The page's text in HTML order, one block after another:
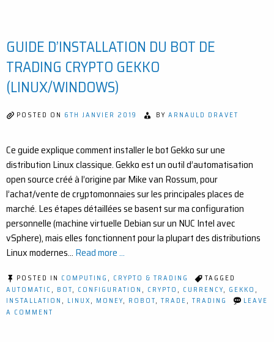
DU
BACKTESTING
GUIDE D’INSTALLATION DU BOT DE
TRADING CRYPTO GEKKO
(LINUX/WINDOWS)
POSTED ON 6TH JANVIER 2019 BY ARNAULD DRAVET
Ce guide explique comment installer le bot Gekko sur une
distribution Linux classique. Gekko est un outil d’automatisation
open source créé à l’origine par Mike van Rossum, pour
l’achat/vente de cryptomonnaies sur les principales places de
marché. Les étapes détaillées se basent sur ma configuration
personnelle (machine virtuelle Debian sur un NUC Intel avec
vSphere), mais elles fonctionnent pour la plupart des distributions
Linux modernes… Read more ...
POSTED IN COMPUTING , CRYPTO & TRADING
TAGGED
AUTOMATIC, BOT, CONFIGURATION , CRYPTO , CURRENCY, GEKKO ,
INSTALLATION , LINUX, MONEY, ROBOT, TRADE, TRADING
LEAVE
A COMMENT